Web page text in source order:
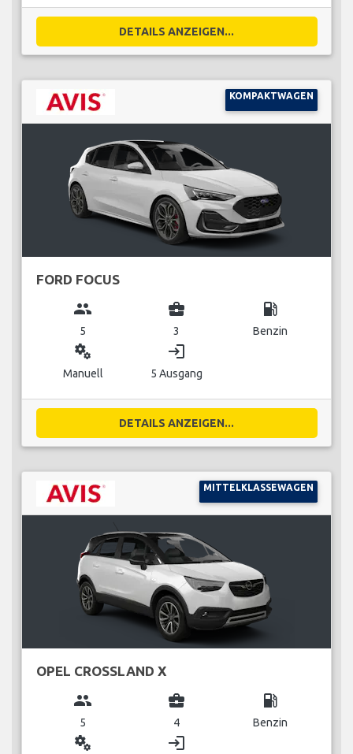
DETAILS ANZEIGEN...
KOMPAKTWAGEN
FORD FOCUS
group
5
business_center
3
local_gas_station
Benzin
miscellaneous_services
Manuell
login
5 Ausgang
DETAILS ANZEIGEN...
MITTELKLASSEWAGEN
OPEL CROSSLAND X
group
5
business_center
4
local_gas_station
Benzin
miscellaneous_services login